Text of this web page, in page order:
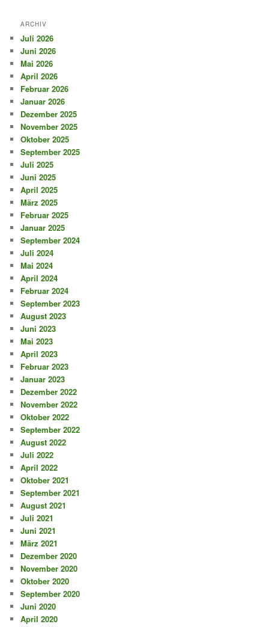
ARCHIV
Juli 2026
Juni 2026
Mai 2026
April 2026
Februar 2026
Januar 2026
Dezember 2025
November 2025
Oktober 2025
September 2025
Juli 2025
Juni 2025
April 2025
März 2025
Februar 2025
Januar 2025
September 2024
Juli 2024
Mai 2024
April 2024
Februar 2024
September 2023
August 2023
Juni 2023
Mai 2023
April 2023
Februar 2023
Januar 2023
Dezember 2022
November 2022
Oktober 2022
September 2022
August 2022
Juli 2022
April 2022
Oktober 2021
September 2021
August 2021
Juli 2021
Juni 2021
März 2021
Dezember 2020
November 2020
Oktober 2020
September 2020
Juni 2020
April 2020